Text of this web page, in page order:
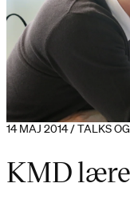
14 MAJ 2014 / TALKS
KMD